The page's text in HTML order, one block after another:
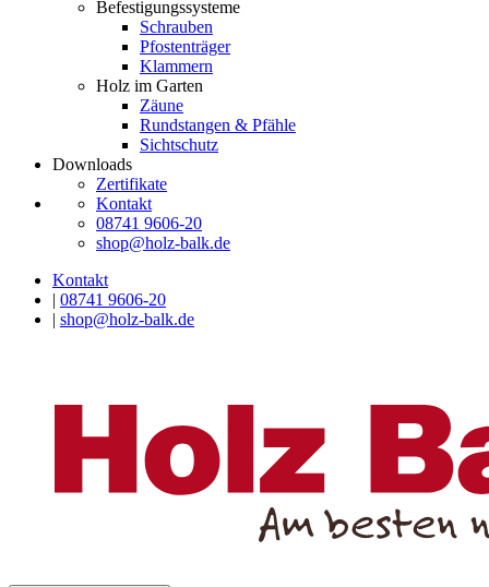
Befestigungssysteme
Schrauben
Pfostenträger
Klammern
Holz im Garten
Zäune
Rundstangen & Pfähle
Sichtschutz
Downloads
Zertifikate
Kontakt
08741 9606-20
shop@holz-balk.de
Kontakt
| 08741 9606-20
| shop@holz-balk.de